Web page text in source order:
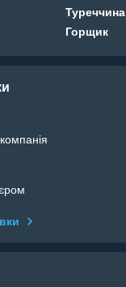
Туреччина
Горщик